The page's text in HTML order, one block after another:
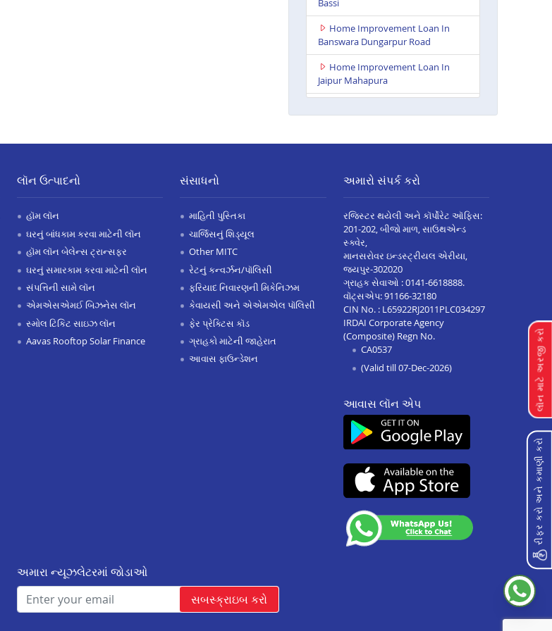
Home Improvement Loan In
Banswara Dungarpur Road
Home Improvement Loan In
Jaipur Mahapura
Parbatsar
Home Improvement Loan In
Home Improvement Loan In
Udaipur Neelam Complex
Home Improvement Loan In
Home Improvement Loan In
Kota Baran Road
Home Improvement Loan In
Home Improvement Loan In
Dungarpur
Home Improvement Loan In
Home Improvement Loan In
Bharatpur
Sawai Madhopur
Home Improvement Loan In
Home Improvement Loan In
Ajeetgarh
લૉન માટે અરજી કરો
રીફર કરો અને કમાણી કરો
લૉન ઉત્પાદનો
હૉમ લૉન
ઘરનું બાંધકામ કરવા માટેની લૉન
હૉમ લૉન બેલેન્સ ટ્રાન્સફર
ઘરનું સમારકામ કરવા માટેની લૉન
સંપત્તિની સામે લૉન
એમએસએમઈ બિઝનેસ લૉન
સ્મોલ ટિકિટ સાઇઝ લૉન
Aavas Rooftop Solar Finance
સંસાધનો
માહિતી પુસ્તિકા
ચાર્જિસનું શિડ્યૂલ
Other MITC
રેટનું કન્વર્ઝન/પૉલિસી
ફરિયાદ નિવારણની મિકેનિઝમ
કેવાયસી અને એએમએલ પૉલિસી
ફેર પ્રેક્ટિસ કૉડ
ગ્રાહકો માટેની જાહેરાત
આવાસ ફાઉન્ડેશન
અમારો સંપર્ક કરો
રજિસ્ટર થયેલી અને કૉર્પોરેટ ઑફિસ:
201-202, બીજો માળ, સાઉથએન્ડ
સ્ક્વેર,
માનસરોવર ઇન્ડસ્ટ્રીયલ એરીયા,
જયપુર-302020
ગ્રાહક સેવાઓ :0141-6618888.
વૉટ્સએપ:91166-32180
CIN No. : L65922RJ2011PLC034297
IRDAI Corporate Agency
(Composite) Regn No.
CA0537
(Valid till 07-Dec-2026)
આવાસ લૉન એપ
અમારા ન્યૂઝલેટરમાં જોડાઓ
સબસ્ક્રાઇબ કરો